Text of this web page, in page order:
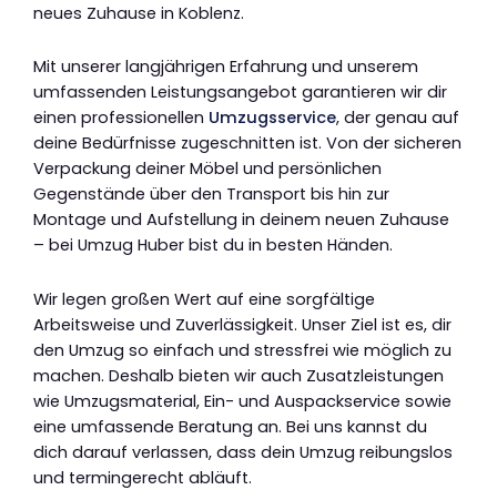
neues Zuhause in Koblenz.
Mit unserer langjährigen Erfahrung und unserem
umfassenden Leistungsangebot garantieren wir dir
einen professionellen Umzugsservice, der genau auf
deine Bedürfnisse zugeschnitten ist. Von der sicheren
Verpackung deiner Möbel und persönlichen
Gegenstände über den Transport bis hin zur
Montage und Aufstellung in deinem neuen Zuhause
– bei Umzug Huber bist du in besten Händen.
Wir legen großen Wert auf eine sorgfältige
Arbeitsweise und Zuverlässigkeit. Unser Ziel ist es, dir
den Umzug so einfach und stressfrei wie möglich zu
machen. Deshalb bieten wir auch Zusatzleistungen
wie Umzugsmaterial, Ein- und Auspackservice sowie
eine umfassende Beratung an. Bei uns kannst du
dich darauf verlassen, dass dein Umzug reibungslos
und termingerecht abläuft.